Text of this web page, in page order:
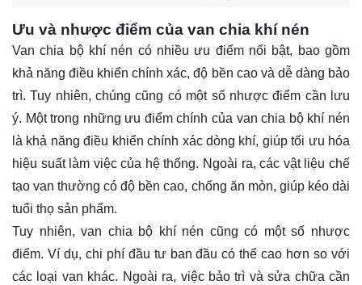
Ưu và nhược điểm của van chia khí nén
Van chia bộ khí nén có nhiều ưu điểm nổi bật, bao gồm
khả năng điều khiển chính xác, độ bền cao và dễ dàng bảo
trì. Tuy nhiên, chúng cũng có một số nhược điểm cần lưu
ý. Một trong những ưu điểm chính của van chia bộ khí nén
là khả năng điều khiển chính xác dòng khí, giúp tối ưu hóa
hiệu suất làm việc của hệ thống. Ngoài ra, các vật liệu chế
tạo van thường có độ bền cao, chống ăn mòn, giúp kéo dài
tuổi thọ sản phẩm.
Tuy nhiên, van chia bộ khí nén cũng có một số nhược
điểm. Ví dụ, chi phí đầu tư ban đầu có thể cao hơn so với
các loại van khác. Ngoài ra, việc bảo trì và sửa chữa cần